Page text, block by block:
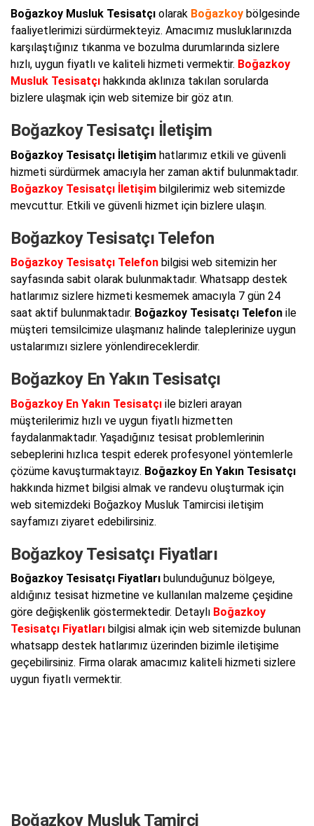
Boğazkoy Musluk Tesisatçı olarak Boğazkoy bölgesinde
faaliyetlerimizi sürdürmekteyiz. Amacımız musluklarınızda
karşılaştığınız tıkanma ve bozulma durumlarında sizlere
hızlı, uygun fiyatlı ve kaliteli hizmeti vermektir. Boğazkoy
Musluk Tesisatçı hakkında aklınıza takılan sorularda
bizlere ulaşmak için web sitemize bir göz atın.
Boğazkoy Tesisatçı İletişim
Boğazkoy Tesisatçı İletişim hatlarımız etkili ve güvenli
hizmeti sürdürmek amacıyla her zaman aktif bulunmaktadır.
Boğazkoy Tesisatçı İletişim bilgilerimiz web sitemizde
mevcuttur. Etkili ve güvenli hizmet için bizlere ulaşın.
Boğazkoy Tesisatçı Telefon
Boğazkoy Tesisatçı Telefon bilgisi web sitemizin her
sayfasında sabit olarak bulunmaktadır. Whatsapp destek
hatlarımız sizlere hizmeti kesmemek amacıyla 7 gün 24
saat aktif bulunmaktadır. Boğazkoy Tesisatçı Telefon ile
müşteri temsilcimize ulaşmanız halinde taleplerinize uygun
ustalarımızı sizlere yönlendireceklerdir.
Boğazkoy En Yakın Tesisatçı
Boğazkoy En Yakın Tesisatçı ile bizleri arayan
müşterilerimiz hızlı ve uygun fiyatlı hizmetten
faydalanmaktadır. Yaşadığınız tesisat problemlerinin
sebeplerini hızlıca tespit ederek profesyonel yöntemlerle
çözüme kavuşturmaktayız. Boğazkoy En Yakın Tesisatçı
hakkında hizmet bilgisi almak ve randevu oluşturmak için
web sitemizdeki Boğazkoy Musluk Tamircisi iletişim
sayfamızı ziyaret edebilirsiniz.
Boğazkoy Tesisatçı Fiyatları
Boğazkoy Tesisatçı Fiyatları bulunduğunuz bölgeye,
aldığınız tesisat hizmetine ve kullanılan malzeme çeşidine
göre değişkenlik göstermektedir. Detaylı Boğazkoy
Tesisatçı Fiyatları bilgisi almak için web sitemizde bulunan
whatsapp destek hatlarımız üzerinden bizimle iletişime
geçebilirsiniz. Firma olarak amacımız kaliteli hizmeti sizlere
uygun fiyatlı vermektir.
Boğazkoy Musluk Tamirci